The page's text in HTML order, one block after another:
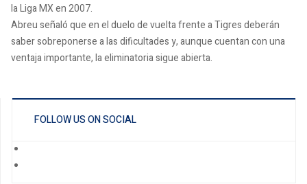
la Liga MX en 2007.
Abreu señaló que en el duelo de vuelta frente a Tigres deberán
saber sobreponerse a las dificultades y, aunque cuentan con una
ventaja importante, la eliminatoria sigue abierta.
FOLLOW US ON SOCIAL